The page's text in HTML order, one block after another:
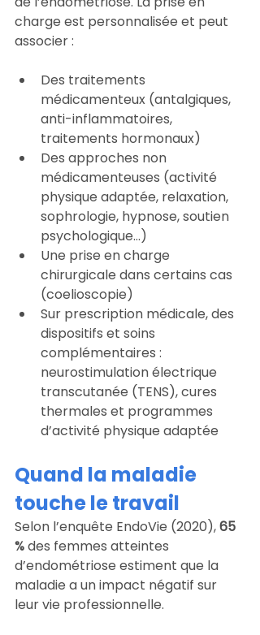
charge est personnalisée et peut
associer :
Des traitements
médicamenteux (antalgiques,
anti-inflammatoires,
traitements hormonaux)
Des approches non
médicamenteuses (activité
physique adaptée, relaxation,
sophrologie, hypnose, soutien
psychologique…)
Une prise en charge
chirurgicale dans certains cas
(coelioscopie)
Sur prescription médicale, des
dispositifs et soins
complémentaires :
neurostimulation électrique
transcutanée (TENS), cures
thermales et programmes
d’activité physique adaptée
Quand la maladie
touche le travail
Selon l’enquête EndoVie (2020), 65
% des femmes atteintes
d’endométriose estiment que la
maladie a un impact négatif sur
leur vie professionnelle.